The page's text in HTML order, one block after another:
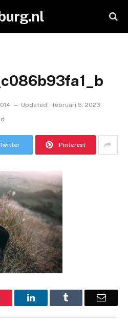
Updated: februari 5, 2023
Twitter Pinterest
LinkedIn Email